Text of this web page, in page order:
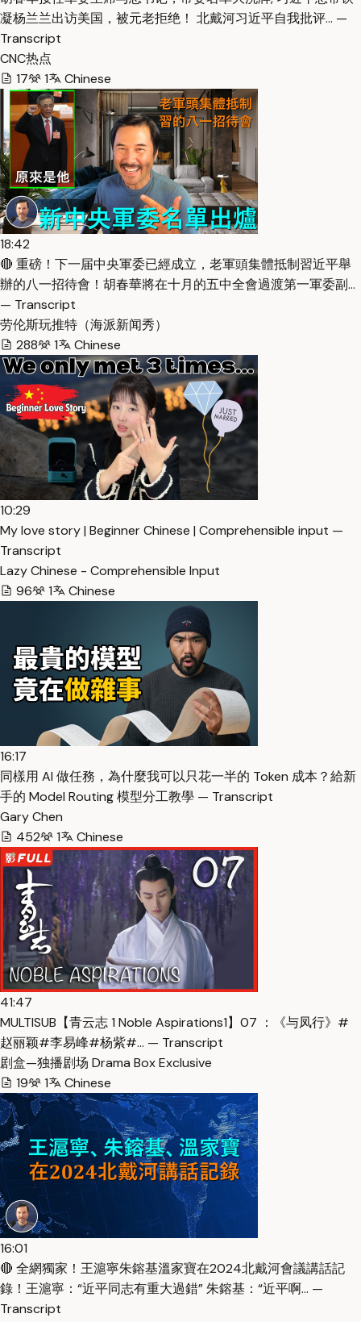
凝杨兰兰出访美国，被元老拒绝！ 北戴河习近平自我批评… —
Transcript
CNC热点
17
1 Chinese
18:42
🔴 重磅！下一届中央軍委已經成立，老軍頭集體抵制習近平舉
辦的八一招待會！胡春華將在十月的五中全會過渡第一軍委副…
— Transcript
劳伦斯玩推特（海派新闻秀）
288
1 Chinese
10:29
My love story | Beginner Chinese | Comprehensible input —
Transcript
Lazy Chinese - Comprehensible Input
96
1 Chinese
16:17
同樣用 AI 做任務，為什麼我可以只花一半的 Token 成本？給新
手的 Model Routing 模型分工教學 — Transcript
Gary Chen
452
1 Chinese
41:47
MULTISUB【青云志 1 Noble Aspirations1】07 ：《与凤行》#
赵丽颖#李易峰#杨紫#… — Transcript
剧盒—独播剧场 Drama Box Exclusive
19
1 Chinese
16:01
🔴 全網獨家！王滬寧朱鎔基溫家寶在2024北戴河會議講話記
錄！王滬寧：“近平同志有重大過錯” 朱鎔基：“近平啊… —
Transcript